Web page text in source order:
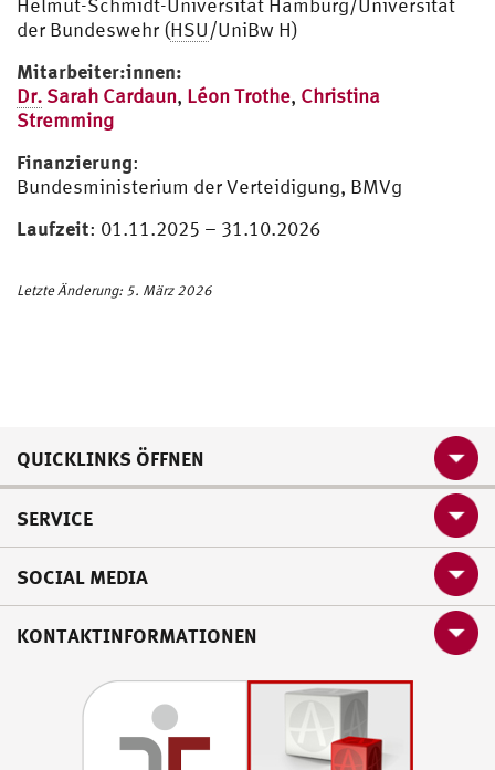
Helmut-Schmidt-Universität Hamburg/Universität
der Bundeswehr (HSU/UniBw H)
Mitarbeiter:innen:
Dr. Sarah Cardaun, Léon Trothe, Christina
Stremming
Finanzierung:
Bundesministerium der Verteidigung, BMVg
Laufzeit: 01.11.2025 – 31.10.2026
Letzte Änderung: 5. März 2026
QUICKLINKS ÖFFNEN
SERVICE
SOCIAL MEDIA
KONTAKTINFORMATIONEN